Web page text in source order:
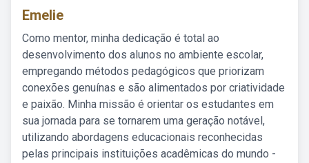
Emelie
Como mentor, minha dedicação é total ao
desenvolvimento dos alunos no ambiente escolar,
empregando métodos pedagógicos que priorizam
conexões genuínas e são alimentados por criatividade
e paixão. Minha missão é orientar os estudantes em
sua jornada para se tornarem uma geração notável,
utilizando abordagens educacionais reconhecidas
pelas principais instituições acadêmicas do mundo -